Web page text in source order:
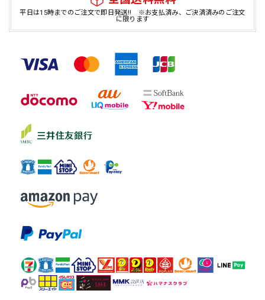
平日は15時までのご注文で即日発送!! ※お支払済み、ご決済済みのご注文
に限ります